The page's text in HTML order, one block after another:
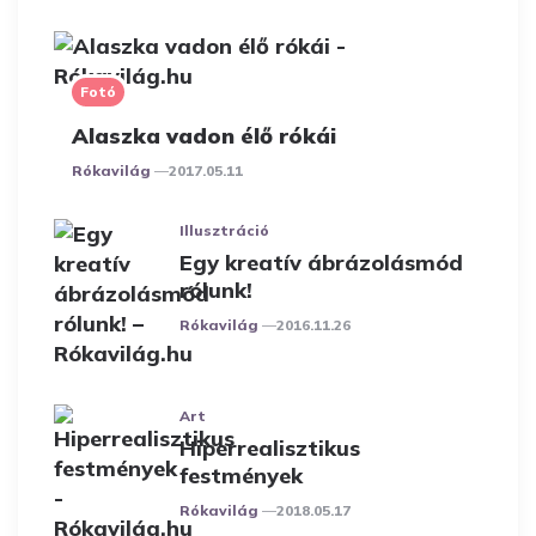
Fotó
Alaszka vadon élő rókái
Posted
Rókavilág 2017.05.11
Illusztráció
Egy kreatív ábrázolásmód
rólunk!
Posted
Rókavilág 2016.11.26
Art
Hiperrealisztikus
festmények
Posted
Rókavilág 2018.05.17